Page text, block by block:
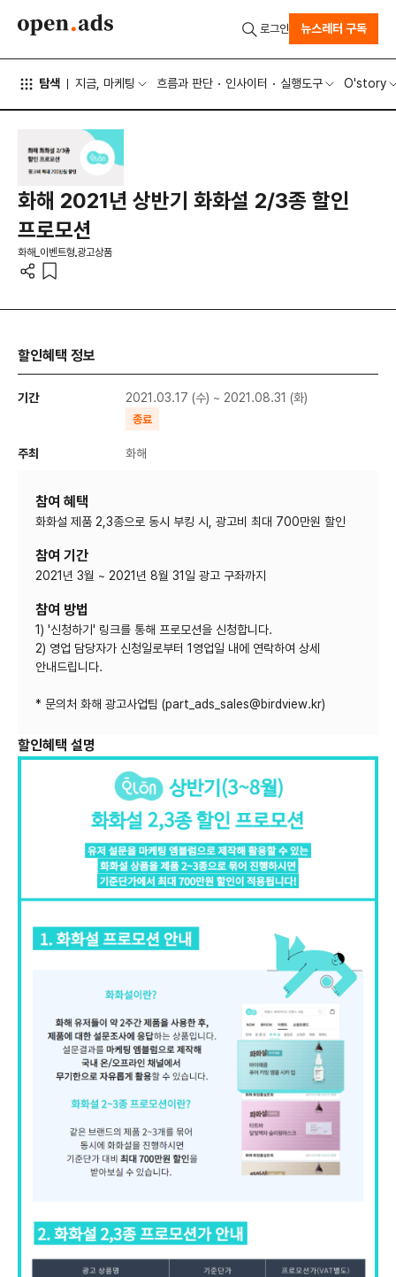
탐색 지금, 마케팅 흐름과 판단 인사이터 실행도구 O'story
로그인 뉴스레터 구독
화해 2021년 상반기 화화설 2/3종 할인
프로모션
화해_이벤트형 광고상품
할인혜택 정보
기간 2021.03.17 (수) ~ 2021.08.31 (화)
종료
주최 화해
참여 혜택
화화설 제품 2,3종으로 동시 부킹 시, 광고비 최대 700만원 할인
참여 기간
2021년 3월 ~ 2021년 8월 31일 광고 구좌까지
참여 방법
1) '신청하기' 링크를 통해 프로모션을 신청합니다.
2) 영업 담당자가 신청일로부터 1영업일 내에 연락하여 상세
안내드립니다.
* 문의처 화해 광고사업팀 (part_ads_sales@birdview.kr)
할인혜택 설명